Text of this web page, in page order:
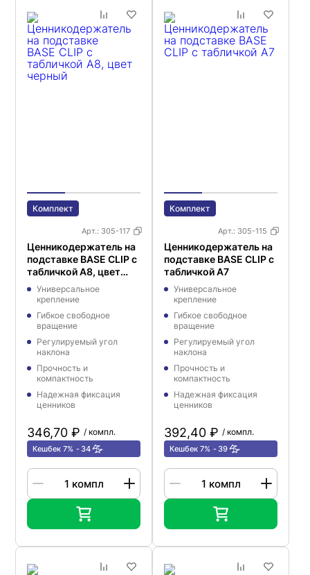
Комплект
Арт.: 305-117
Ценникодержатель на
подставке BASE CLIP с
табличкой А8, цвет
черный
Универсальное
крепление
Гибкое свободное
вращение
Регулируемый угол
наклона
Прочность и
компактность
Надежная фиксация
ценников
346,70 ₽ / компл.
Кешбек 7% 34
Комплект
Арт.: 305-115
Ценникодержатель на
подставке BASE CLIP с
табличкой A7
Универсальное
крепление
Гибкое свободное
вращение
Регулируемый угол
наклона
Прочность и
компактность
Надежная фиксация
ценников
392,40 ₽ / компл.
Кешбек 7% 39